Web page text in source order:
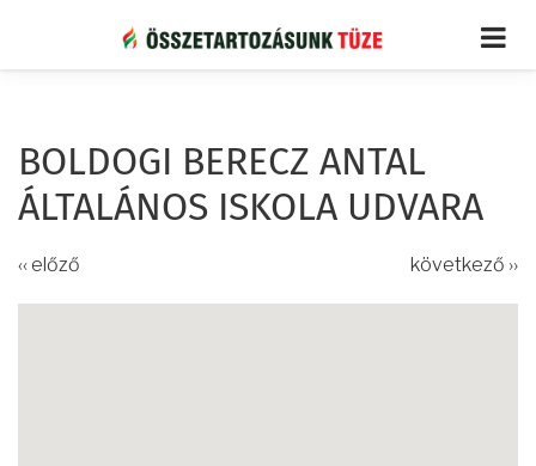
tartalomra
BOLDOGI BERECZ ANTAL
ÁLTALÁNOS ISKOLA UDVARA
‹‹ előző következő ››